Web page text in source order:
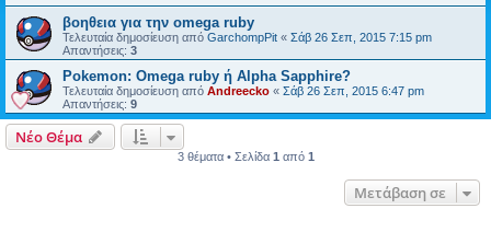
η
βοηθεια για την omega ruby
Τελευταία δημοσίευση από GarchompPit « Σάβ 26 Σεπ, 2015 7:15 pm
Απαντήσεις: 3
Pokemon: Omega ruby ή Alpha Sapphire?
Τελευταία δημοσίευση από Andreecko « Σάβ 26 Σεπ, 2015 6:47 pm
Απαντήσεις: 9
Νέο Θέμα
3 θέματα • Σελίδα 1 από 1
Μετάβαση σε